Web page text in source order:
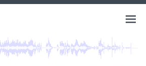
Ouvrir
menu